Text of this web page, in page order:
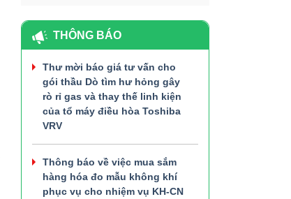
THÔNG BÁO
Thư mời báo giá tư vấn cho
gói thầu Dò tìm hư hỏng gây
rò rỉ gas và thay thế linh kiện
của tổ máy điều hòa Toshiba
VRV
Thông báo về việc mua sắm
hàng hóa đo mẫu không khí
phục vụ cho nhiệm vụ KH-CN